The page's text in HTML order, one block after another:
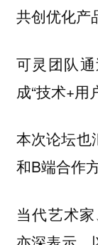
共创优化产
可灵团队
成“技术+用
本次论坛也
和B端合作
当代艺术